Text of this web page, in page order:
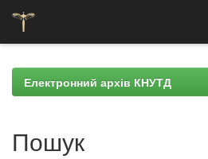
navigationЕлектронний архів КНУТД
Пошук